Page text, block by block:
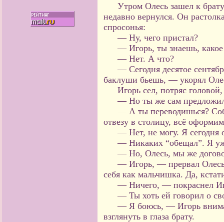
Утром Олесь зашел к
недавно вернулся. Он
спросонья:
— Ну, чего пристал?
— Игорь, ты знаешь, какое
— Нет. А что?
— Сегодня десятое
баклуши бьешь, — укорял
Игорь сел, потряс
— Но ты же сам предложил
— А ты переводишься?
отвезу в столицу, всё
— Нет, не могу. Я
— Никаких “обещал”. Я
— Но, Олесь, мы же
— Игорь, — прервал
себя как мальчишка. Да,
— Ничего, — покраснел
— Ты хоть ей говорил о
— Я боюсь, — Игорь
взглянуть в глаза брату.